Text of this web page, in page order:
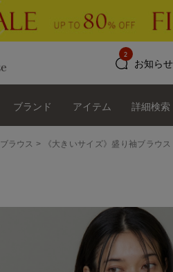
お知らせ
2
ブランド アイテム 詳細検索
ブラウス 《大きいサイズ》盛り袖ブラウ